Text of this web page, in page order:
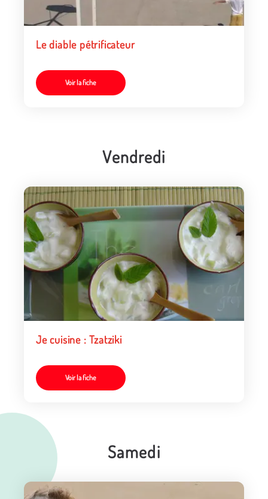
Le diable pétrificateur
Voir la fiche
Vendredi
Je cuisine : Tzatziki
Voir la fiche
Samedi